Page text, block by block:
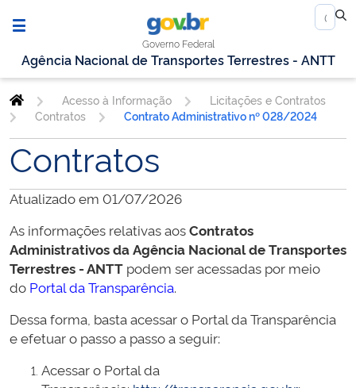
Governo Federal
Agência Nacional de Transportes Terrestres - ANTT
Acesso à Informação
Licitações e Contratos
Contratos
Contrato Administrativo nº 028/2024
Contratos
Atualizado em 01/07/2026
As informações relativas aosContratos
Administrativos daAgência Nacional de Transportes
Terrestres - ANTT podem ser acessadas por meio
do Portal da Transparência.
Dessa forma, basta acessar o Portal da Transparência
e efetuar o passo a passo a seguir:
Acessar o Portal da